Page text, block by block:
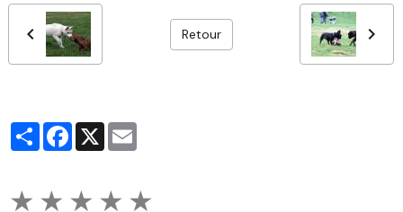
Retour
PartagerFacebook
X
★ ★ ★ ★ ★